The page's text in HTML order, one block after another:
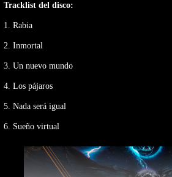
Tracklist del disco:
1. Rabia
2. Inmortal
3. Un nuevo mundo
4. Los pájaros
5. Nada será igual
6. Sueño virtual